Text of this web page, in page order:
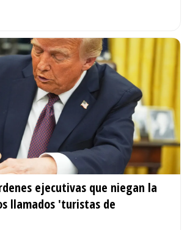
ejecutivas que niegan la
llamados 'turistas de